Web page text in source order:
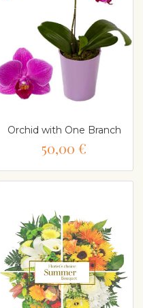
Orchid with One Branch
50,00 €